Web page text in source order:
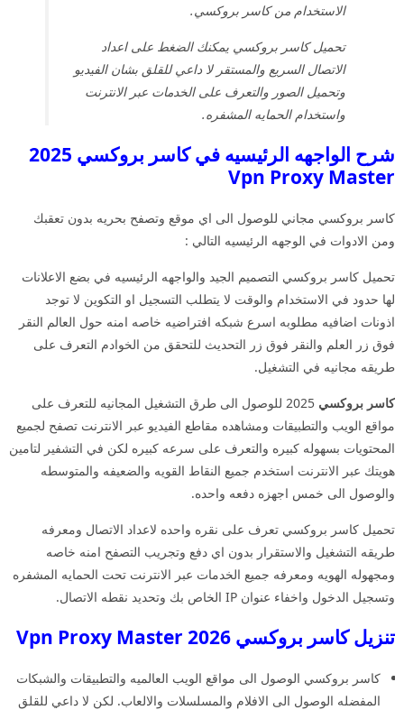
الاستخدام من كاسر بروكسي.
تحميل كاسر بروكسي يمكنك الضغط على اعداد
الاتصال السريع والمستقر لا داعي للقلق بشان الفيديو
وتحميل الصور والتعرف على الخدمات عبر الانترنت
واستخدام الحمايه المشفره.
شرح الواجهه الرئيسيه في كاسر بروكسي 2025
Vpn Proxy Master
كاسر بروكسي مجاني للوصول الى اي موقع وتصفح بحريه بدون تعقبك
ومن الادوات في الوجهه الرئيسيه التالي :
تحميل كاسر بروكسي التصميم الجيد والواجهه الرئيسيه في بضع الاعلانات
لها حدود في الاستخدام والوقت لا يتطلب التسجيل او التكوين لا توجد
اذونات اضافيه مطلوبه اسرع شبكه افتراضيه خاصه امنه حول العالم النقر
فوق زر العلم والنقر فوق زر التحديث للتحقق من الخوادم التعرف على
طريقه مجانيه في التشغيل.
كاسر بروكسي
2025 للوصول الى طرق التشغيل المجانيه للتعرف على
مواقع الويب والتطبيقات ومشاهده مقاطع الفيديو عبر الانترنت تصفح لجميع
المحتويات بسهوله كبيره والتعرف على سرعه كبيره لكن في التشفير لتامين
هويتك عبر الانترنت استخدم جميع النقاط القويه والضعيفه والمتوسطه
والوصول الى خمس اجهزه دفعه واحده.
تحميل كاسر بروكسي تعرف على نقره واحده لاعداد الاتصال ومعرفه
طريقه التشغيل والاستقرار بدون اي دفع وتجريب التصفح امنه خاصه
ومجهوله الهويه ومعرفه جميع الخدمات عبر الانترنت تحت الحمايه المشفره
وتسجيل الدخول واخفاء عنوان IP الخاص بك وتحديد نقطه الاتصال.
تنزيل كاسر بروكسي 2026 Vpn Proxy Master
كاسر بروكسي الوصول الى مواقع الويب العالميه والتطبيقات والشبكات
المفضله الوصول الى الافلام والمسلسلات والالعاب. لكن لا داعي للقلق